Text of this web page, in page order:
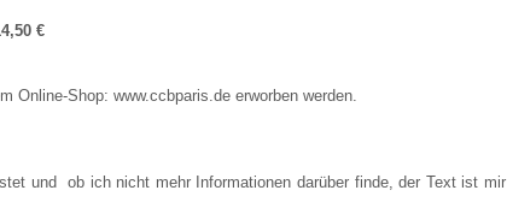
€
Online-Shop: www.ccbparis.de erworben werden.
und ob ich nicht mehr Informationen darüber finde, der Text ist mir